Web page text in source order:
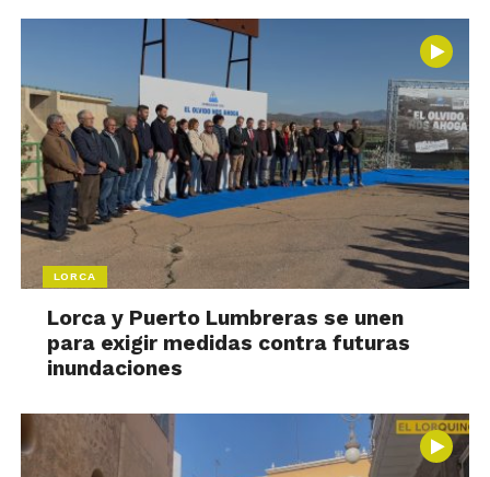
LORCA
Lorca y Puerto Lumbreras se unen
para exigir medidas contra futuras
inundaciones